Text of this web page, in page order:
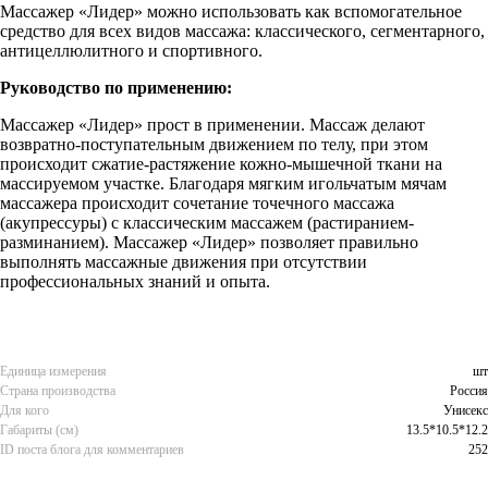
Массажер «Лидер» можно использовать как вспомогательное
средство для всех видов массажа: классического, сегментарного,
антицеллюлитного и спортивного.
Руководство по применению:
Массажер «Лидер» прост в применении. Массаж делают
возвратно-поступательным движением по телу, при этом
происходит сжатие-растяжение кожно-мышечной ткани на
массируемом участке. Благодаря мягким игольчатым мячам
массажера происходит сочетание точечного массажа
(акупрессуры) с классическим массажем (растиранием-
разминанием). Массажер «Лидер» позволяет правильно
выполнять массажные движения при отсутствии
профессиональных знаний и опыта.
Единица измерения
шт
Страна производства
Россия
Для кого
Унисекс
Габариты (см)
13.5*10.5*12.2
ID поста блога для комментариев
252